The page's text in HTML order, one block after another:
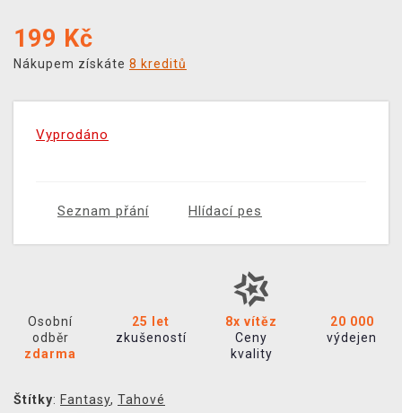
199 Kč
Nákupem získáte 8 kreditů
Vyprodáno
Seznam přání Hlídací pes
Osobní
odběr
zdarma
25 let
zkušeností
8x vítěz
Ceny
kvality
20 000
výdejen
Štítky: Fantasy, Tahové